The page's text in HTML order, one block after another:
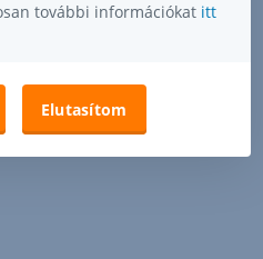
további információkat itt
Elutasítom